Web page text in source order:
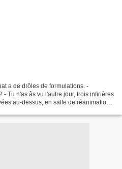
a de drôles de formulations. -
- Tu n'as âs vu l'autre jour, trois infirières
au-dessus, en salle de réanimation